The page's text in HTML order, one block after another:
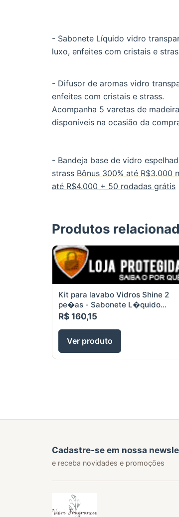
- Sabonete Líquido vidro
luxo, enfeites com cristais e
- Difusor de aromas vidro
enfeites com cristais e strass.
Acompanha 5 varetas de
disponíveis na ocasião da
- Bandeja base de vidro
strass Bônus 300% até R$3.000
até R$4.000 + 50 rodadas grátis
Produtos
Kit para lavabo Vidros Shine 2
pe�as - Sabonete L�quido
250ml e Difusor aromas 100ml
R$ 160,15
Ver produto
Cadastre-se em nossa
e receba novidades e promoções